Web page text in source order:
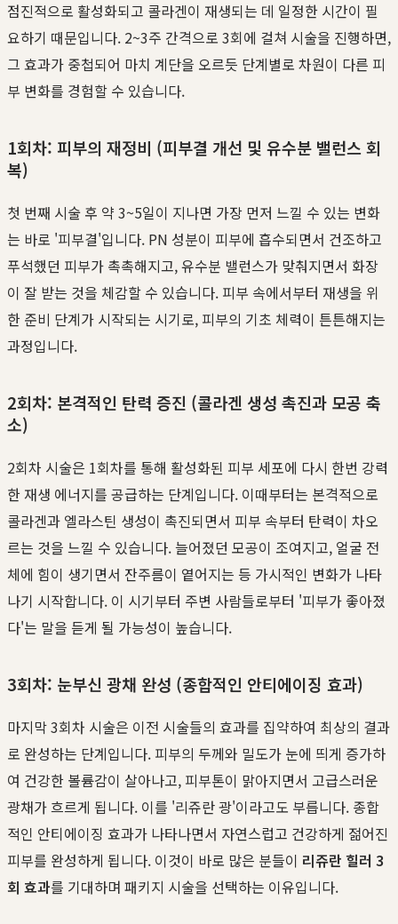
점진적으로 활성화되고 콜라겐이 재생되는 데 일정한 시간이 필
요하기 때문입니다. 2~3주 간격으로 3회에 걸쳐 시술을 진행하면,
그 효과가 중첩되어 마치 계단을 오르듯 단계별로 차원이 다른 피
부 변화를 경험할 수 있습니다.
1회차: 피부의 재정비 (피부결 개선 및 유수분 밸런스 회
복)
첫 번째 시술 후 약 3~5일이 지나면 가장 먼저 느낄 수 있는 변화
는 바로 '피부결'입니다. PN 성분이 피부에 흡수되면서 건조하고
푸석했던 피부가 촉촉해지고, 유수분 밸런스가 맞춰지면서 화장
이 잘 받는 것을 체감할 수 있습니다. 피부 속에서부터 재생을 위
한 준비 단계가 시작되는 시기로, 피부의 기초 체력이 튼튼해지는
과정입니다.
2회차: 본격적인 탄력 증진 (콜라겐 생성 촉진과 모공 축
소)
2회차 시술은 1회차를 통해 활성화된 피부 세포에 다시 한번 강력
한 재생 에너지를 공급하는 단계입니다. 이때부터는 본격적으로
콜라겐과 엘라스틴 생성이 촉진되면서 피부 속부터 탄력이 차오
르는 것을 느낄 수 있습니다. 늘어졌던 모공이 조여지고, 얼굴 전
체에 힘이 생기면서 잔주름이 옅어지는 등 가시적인 변화가 나타
나기 시작합니다. 이 시기부터 주변 사람들로부터 '피부가 좋아졌
다'는 말을 듣게 될 가능성이 높습니다.
3회차: 눈부신 광채 완성 (종합적인 안티에이징 효과)
마지막 3회차 시술은 이전 시술들의 효과를 집약하여 최상의 결과
로 완성하는 단계입니다. 피부의 두께와 밀도가 눈에 띄게 증가하
여 건강한 볼륨감이 살아나고, 피부톤이 맑아지면서 고급스러운
광채가 흐르게 됩니다. 이를 '리쥬란 광'이라고도 부릅니다. 종합
적인 안티에이징 효과가 나타나면서 자연스럽고 건강하게 젊어진
피부를 완성하게 됩니다. 이것이 바로 많은 분들이 리쥬란 힐러 3
회 효과를 기대하며 패키지 시술을 선택하는 이유입니다.